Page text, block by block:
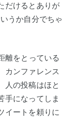
だけるとありが
うか自分でちゃ
離をとっている
カンファレンス
人の投稿はほと
手になってしま
イートを頼りに